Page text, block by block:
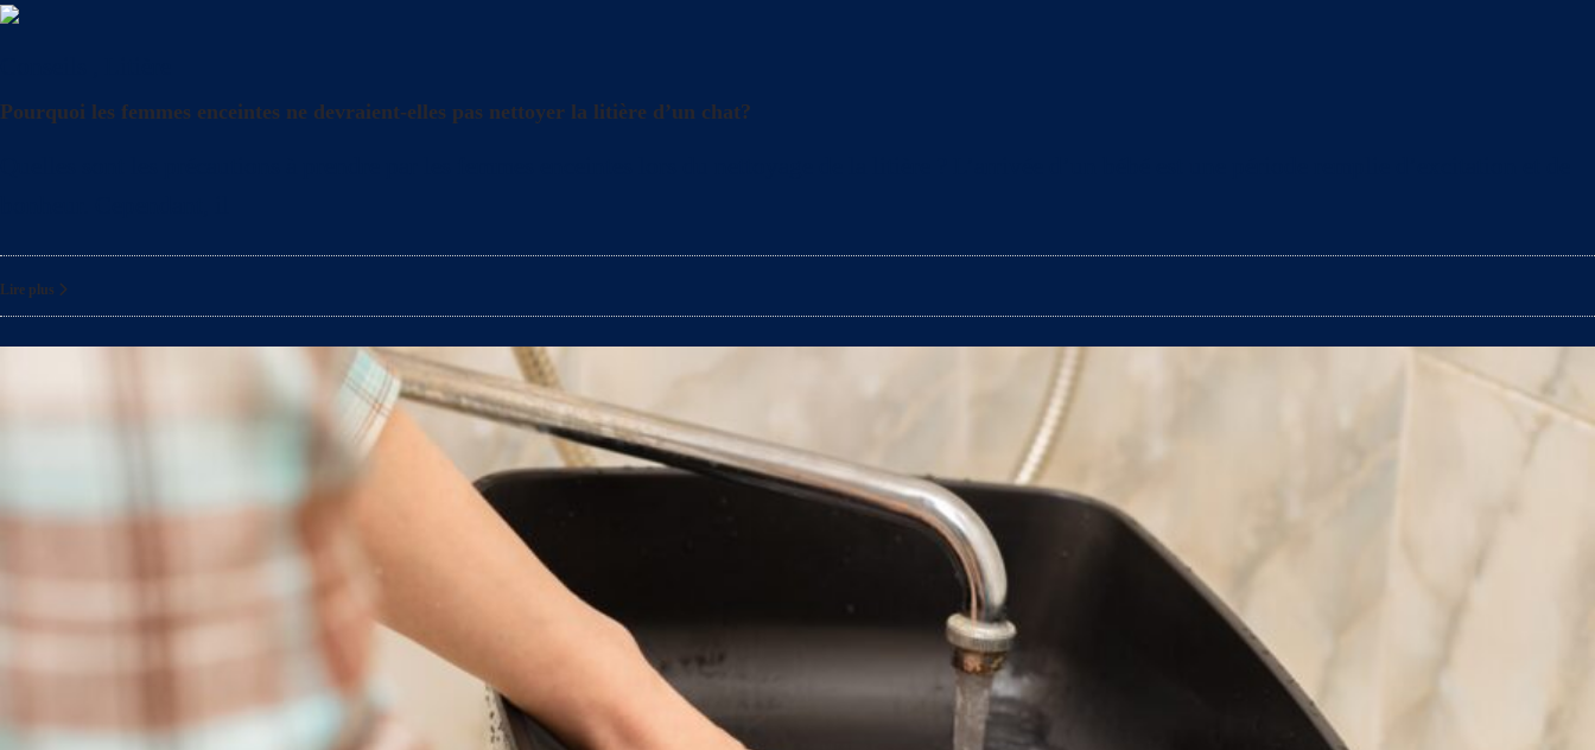
Pourquoi les femmes enceintes ne devraient-elles pas nettoyer la litière d’un chat?
Lire plus